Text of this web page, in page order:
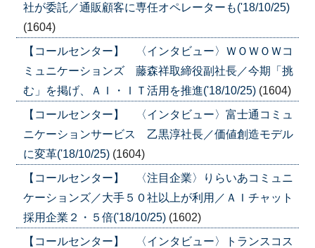
社が委託／通販顧客に専任オペレーターも('18/10/25)
(1604)
【コールセンター】 〈インタビュー〉ＷＯＷＯＷコ
ミュニケーションズ 藤森祥取締役副社長／今期「挑
む」を掲げ、ＡＩ・ＩＴ活用を推進('18/10/25) (1604)
【コールセンター】 〈インタビュー〉富士通コミュ
ニケーションサービス 乙黒淳社長／価値創造モデル
に変革('18/10/25) (1604)
【コールセンター】 〈注目企業〉りらいあコミュニ
ケーションズ／大手５０社以上が利用／ＡＩチャット
採用企業２・５倍('18/10/25) (1602)
【コールセンター】 〈インタビュー〉トランスコス